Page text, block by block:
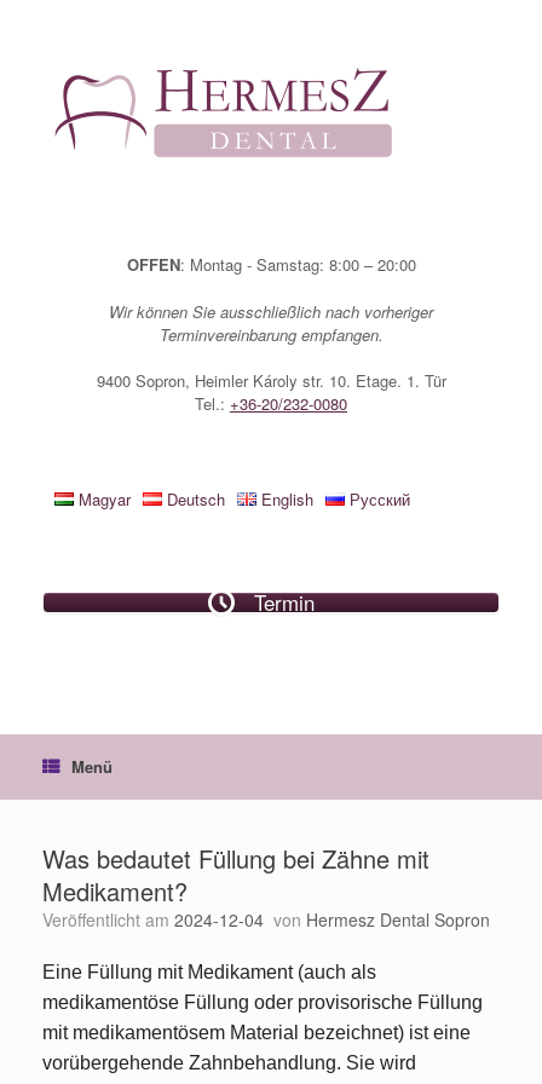
OFFEN: Montag - Samstag: 8:00 – 20:00
Wir können Sie ausschließlich nach vorheriger
Terminvereinbarung empfangen.
9400 Sopron, Heimler Károly str. 10. Etage. 1. Tür
Tel.: +36-20/232-0080
Magyar Deutsch English Русский
Termin
Menü
Was bedautet Füllung bei Zähne mit
Medikament?
Veröffentlicht am 2024-12-04 von Hermesz Dental Sopron
Eine Füllung mit Medikament (auch als
medikamentöse Füllung oder provisorische Füllung
mit medikamentösem Material bezeichnet) ist eine
vorübergehende Zahnbehandlung. Sie wird